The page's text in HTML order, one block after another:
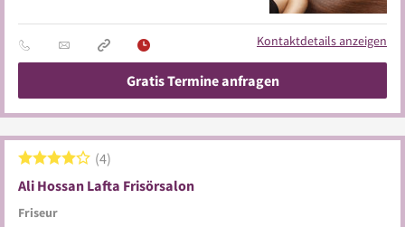
Kontaktdetails anzeigen
Gratis Termine anfragen
Ali Hossan Lafta Frisörsalon
Friseur
4